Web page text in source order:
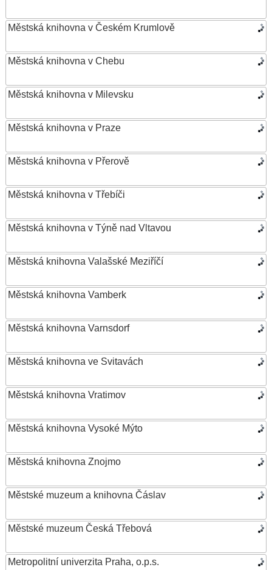
Městská knihovna v Českém Krumlově
Městská knihovna v Chebu
Městská knihovna v Milevsku
Městská knihovna v Praze
Městská knihovna v Přerově
Městská knihovna v Třebíči
Městská knihovna v Týně nad Vltavou
Městská knihovna Valašské Meziříčí
Městská knihovna Vamberk
Městská knihovna Varnsdorf
Městská knihovna ve Svitavách
Městská knihovna Vratimov
Městská knihovna Vysoké Mýto
Městská knihovna Znojmo
Městské muzeum a knihovna Čáslav
Městské muzeum Česká Třebová
Metropolitní univerzita Praha, o.p.s.